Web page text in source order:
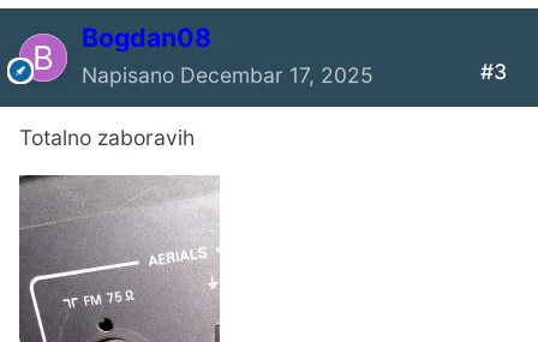
Bogdan08
Napisano Decembar 17, 2025 #3
Totalno zaboravih